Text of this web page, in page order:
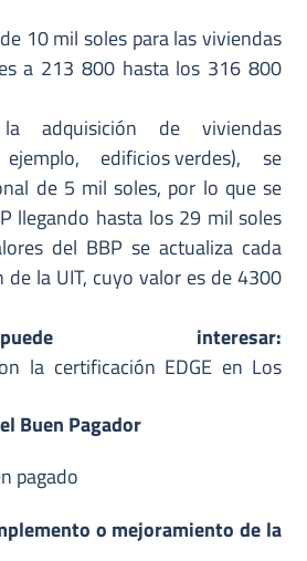
10 mil soles para las viviendas
a 213 800 hasta los 316 800
adquisición de viviendas
edificios verdes), se
de 5 mil soles, por lo que se
llegando hasta los 29 mil soles
del BBP se actualiza cada
la UIT, cuyo valor es de 4300
interesar:
la certificación EDGE en Los
Buen Pagador
o mejoramiento de la